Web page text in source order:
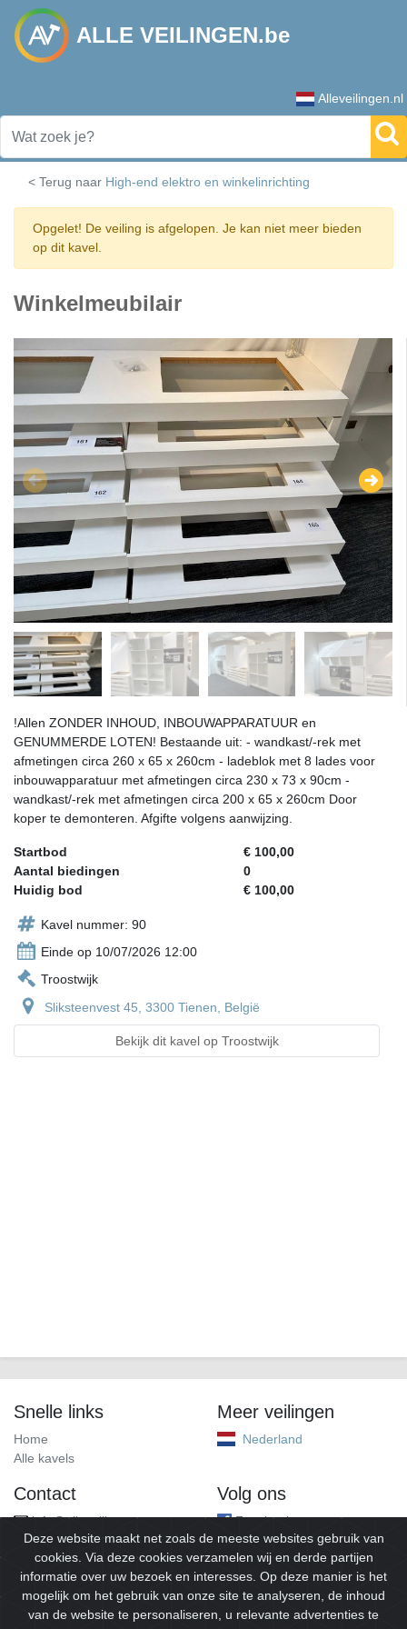
ALLE VEILINGEN.be
Alleveilingen.nl
< Terug naar High-end elektro en winkelinrichting
Opgelet! De veiling is afgelopen. Je kan niet meer bieden
op dit kavel.
Winkelmeubilair
!Allen ZONDER INHOUD, INBOUWAPPARATUUR en
GENUMMERDE LOTEN! Bestaande uit: - wandkast/-rek met
afmetingen circa 260 x 65 x 260cm - ladeblok met 8 lades voor
inbouwapparatuur met afmetingen circa 230 x 73 x 90cm -
wandkast/-rek met afmetingen circa 200 x 65 x 260cm Door
koper te demonteren. Afgifte volgens aanwijzing.
Startbod
€ 100,00
Aantal biedingen
0
Huidig bod
€ 100,00
Kavel nummer: 90
Einde op 10/07/2026 12:00
Troostwijk
Sliksteenvest 45, 3300 Tienen, België
Bekijk dit kavel op Troostwijk
Snelle links
Home
Alle kavels
Meer veilingen
Nederland
Contact
info@alleveilingen.net
Volg ons
Facebook
Deze website maakt net zoals de meeste websites gebruik van
cookies. Via deze cookies verzamelen wij en derde partijen
informatie over uw bezoek en interesses. Op deze manier is het
mogelijk om het gebruik van onze site te analyseren, de inhoud
van de website te personaliseren, u relevante advertenties te